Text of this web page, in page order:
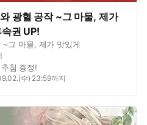
광혈 공작 ~그 마물, 제가
권 UP!
그 마물, 제가 맛있게
첨 증정!
수) 23:59까지